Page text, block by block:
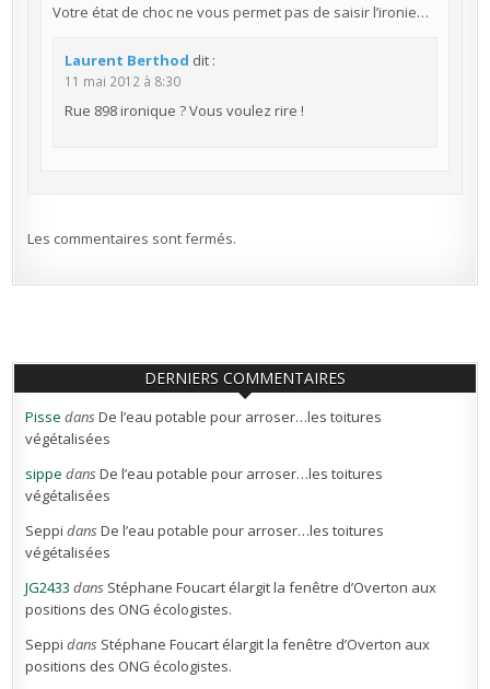
Votre état de choc ne vous permet pas de saisir l’ironie…
Laurent Berthod dit :
11 mai 2012 à 8:30
Rue 898 ironique ? Vous voulez rire !
Les commentaires sont fermés.
DERNIERS COMMENTAIRES
Pisse dansDe l’eau potable pour arroser…les toitures
végétalisées
sippe dansDe l’eau potable pour arroser…les toitures
végétalisées
Seppi dansDe l’eau potable pour arroser…les toitures
végétalisées
JG2433 dans Stéphane Foucart élargit la fenêtre d’Overton aux
positions des ONG écologistes.
Seppi dans Stéphane Foucart élargit la fenêtre d’Overton aux
positions des ONG écologistes.